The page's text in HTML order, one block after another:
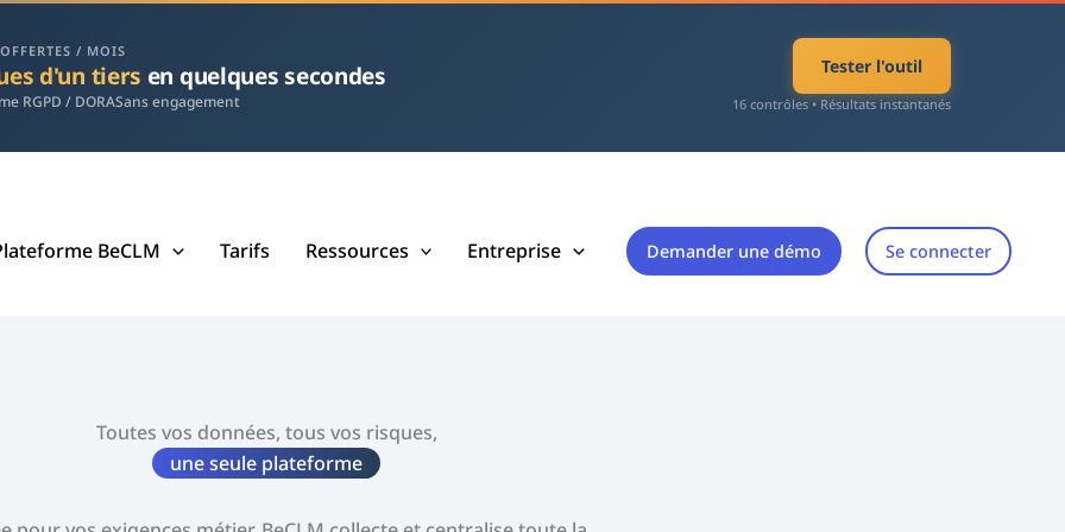
/ MOIS
d'un tiers en quelques secondes
RGPD / DORASans engagement
Tester l'outil
16 contrôles • Résultats instantanés
BeCLM Tarifs Ressources Entreprise Demander une démo Se connecter
Toutes vos données, tous vos risques,
une seule plateforme